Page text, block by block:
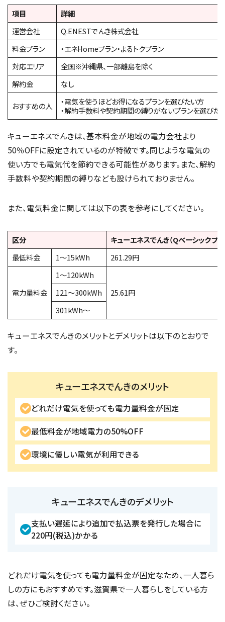
項目
詳細
運営会社
Q.ENESTでんき株式会社
料金プラン
・エネHomeプラン・よるトクプラン
対応エリア
全国※沖縄県、一部離島を除く
解約金
なし
おすすめの人
・電気を使うほどお得になるプランを選びたい方
・解約手数料や契約期間の縛りがないプランを選びた
キューエネスでんきは、基本料金が地域の電力会社より
50％OFFに設定されているのが特徴です。同じような電気の
使い方でも電気代を節約できる可能性があります。また、解約
手数料や契約期間の縛りなども設けられておりません。
また、電気料金に関しては以下の表を参考にしてください。
区分
キューエネスでんき（Qベーシックプラ
最低料金
1〜15kWh 261.29円
電力量料金
1〜120kWh
25.61円
121〜300kWh
301kWh〜
キューエネスでんきのメリットとデメリットは以下のとおりで
す。
キューエネスでんきのメリット
どれだけ電気を使っても電力量料金が固定
最低料金が地域電力の50%OFF
環境に優しい電気が利用できる
キューエネスでんきのデメリット
支払い遅延により追加で払込票を発行した場合に
220円(税込)かかる
どれだけ電気を使っても電力量料金が固定なため、一人暮ら
しの方にもおすすめです。滋賀県で一人暮らしをしている方
は、ぜひご検討ください。